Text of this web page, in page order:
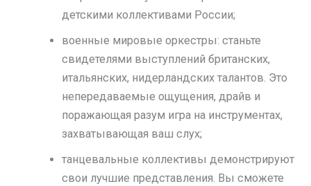
детскими коллективами России;
военные мировые оркестры: станьте
свидетелями выступлений британских,
итальянских, нидерландских талантов. Это
непередаваемые ощущения, драйв и
поражающая разум игра на инструментах,
захватывающая ваш слух;
танцевальные коллективы демонстрируют
свои лучшие представления. Вы сможете